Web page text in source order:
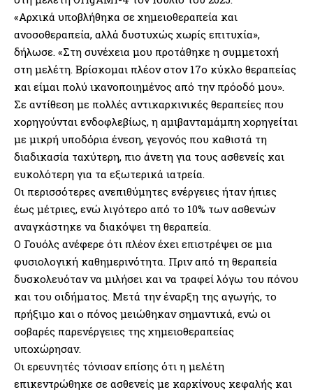
«Αρχικά υποβλήθηκα σε χημειοθεραπεία και
ανοσοθεραπεία, αλλά δυστυχώς χωρίς επιτυχία»,
δήλωσε. «Στη συνέχεια μου προτάθηκε η συμμετοχή
στη μελέτη. Βρίσκομαι πλέον στον 17ο κύκλο θεραπείας
και είμαι πολύ ικανοποιημένος από την πρόοδό μου».
Σε αντίθεση με πολλές αντικαρκινικές θεραπείες που
χορηγούνται ενδοφλεβίως, η αμιβανταμάμπη χορηγείται
με μικρή υποδόρια ένεση, γεγονός που καθιστά τη
διαδικασία ταχύτερη, πιο άνετη για τους ασθενείς και
ευκολότερη για τα εξωτερικά ιατρεία.
Οι περισσότερες ανεπιθύμητες ενέργειες ήταν ήπιες
έως μέτριες, ενώ λιγότερο από το 10% των ασθενών
αναγκάστηκε να διακόψει τη θεραπεία.
Ο Γουόλς ανέφερε ότι πλέον έχει επιστρέψει σε μια
φυσιολογική καθημερινότητα. Πριν από τη θεραπεία
δυσκολευόταν να μιλήσει και να τραφεί λόγω του πόνου
και του οιδήματος. Μετά την έναρξη της αγωγής, το
πρήξιμο και ο πόνος μειώθηκαν σημαντικά, ενώ οι
σοβαρές παρενέργειες της χημειοθεραπείας
υποχώρησαν.
Οι ερευνητές τόνισαν επίσης ότι η μελέτη
επικεντρώθηκε σε ασθενείς με καρκίνους κεφαλής και